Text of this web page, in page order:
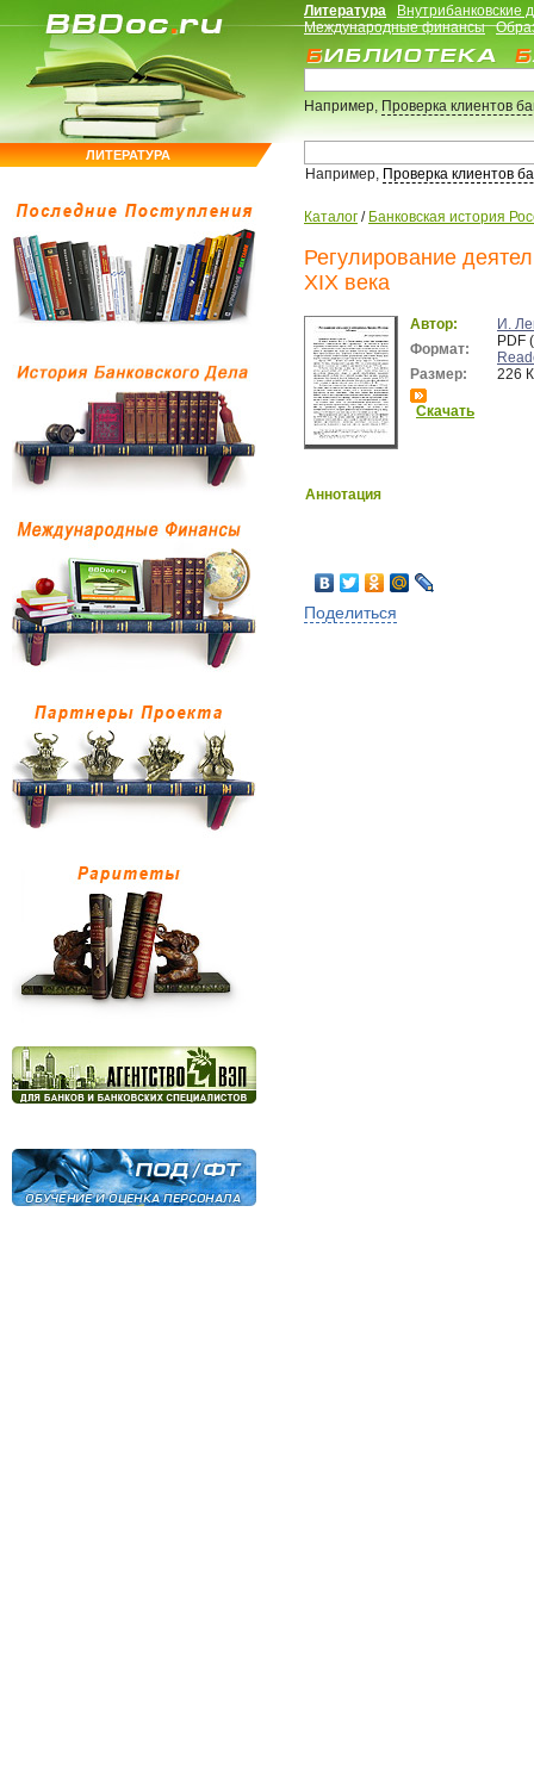
ЛИТЕРАТУРА
Литература
Внутрибанковские
Международные финансы
Например,Проверка клиентов
Например, Проверка клиентов
Каталог / Банковская история
Регулирование
XIX века
Автор:
И.
Формат:
PDF
Размер:
226
Скачать
Аннотация
Поделиться